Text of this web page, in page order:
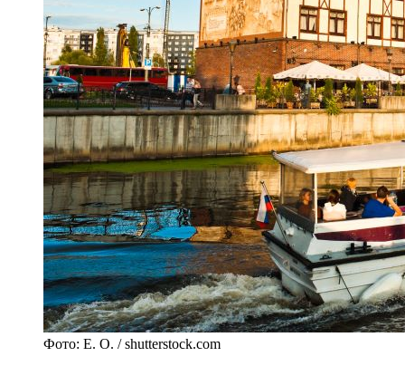
Фото: E. O. / shutterstock.com